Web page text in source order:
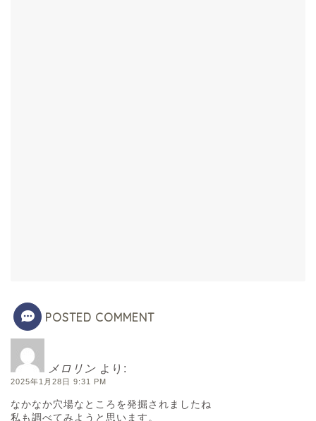
POSTED COMMENT
メロリン より:
2025年1月28日 9:31 PM
なかなか穴場なところを発掘されましたね
私も調べてみようと思います。